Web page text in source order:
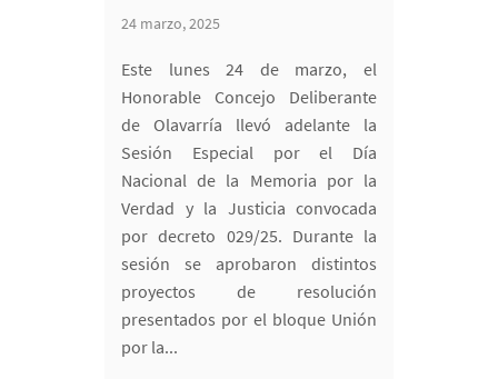
24 marzo, 2025
Este lunes 24 de marzo, el
Honorable Concejo Deliberante
de Olavarría llevó adelante la
Sesión Especial por el Día
Nacional de la Memoria por la
Verdad y la Justicia convocada
por decreto 029/25. Durante la
sesión se aprobaron distintos
proyectos de resolución
presentados por el bloque Unión
por la...